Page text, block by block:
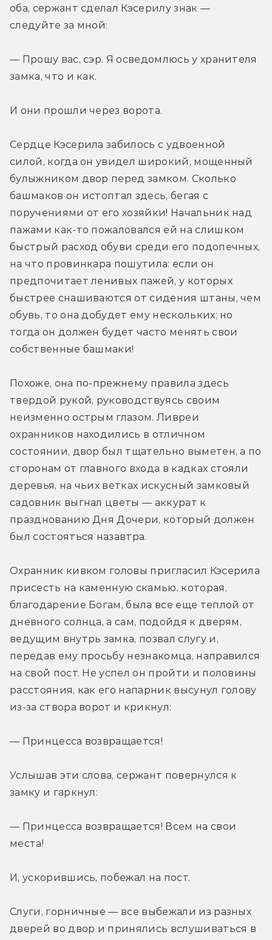
оба, сержант сделал Кэсерилу знак —
следуйте за мной:
— Прошу вас, сэр. Я осведомлюсь у хранителя
замка, что и как.
И они прошли через ворота.
Сердце Кэсерила забилось с удвоенной
силой, когда он увидел широкий, мощенный
булыжником двор перед замком. Сколько
башмаков он истоптал здесь, бегая с
поручениями от его хозяйки! Начальник над
пажами как-то пожаловался ей на слишком
быстрый расход обуви среди его подопечных,
на что провинкара пошутила: если он
предпочитает ленивых пажей, у которых
быстрее снашиваются от сидения штаны, чем
обувь, то она добудет ему нескольких; но
тогда он должен будет часто менять свои
собственные башмаки!
Похоже, она по-прежнему правила здесь
твердой рукой, руководствуясь своим
неизменно острым глазом. Ливреи
охранников находились в отличном
состоянии, двор был тщательно выметен, а по
сторонам от главного входа в кадках стояли
деревья, на чьих ветках искусный замковый
садовник выгнал цветы — аккурат к
празднованию Дня Дочери, который должен
был состояться назавтра.
Охранник кивком головы пригласил Кэсерила
присесть на каменную скамью, которая,
благодарение Богам, была все еще теплой от
дневного солнца, а сам, подойдя к дверям,
ведущим внутрь замка, позвал слугу и,
передав ему просьбу незнакомца, направился
на свой пост. Не успел он пройти и половины
расстояния, как его напарник высунул голову
из-за створа ворот и крикнул:
— Принцесса возвращается!
Услышав эти слова, сержант повернулся к
замку и гаркнул:
— Принцесса возвращается! Всем на свои
места!
И, ускорившись, побежал на пост.
Слуги, горничные — все выбежали из разных
дверей во двор и принялись вслушиваться в